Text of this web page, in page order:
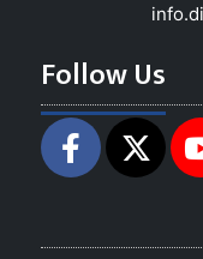
Follow Us